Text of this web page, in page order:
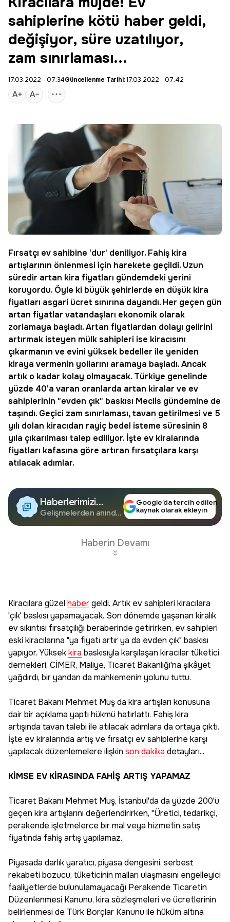
sahiplerine kötü haber geldi,
değişiyor, süre uzatılıyor,
zam sınırlaması...
17.03.2022 - 07:34Güncellenme Tarihi:17.03.2022 - 07:42
Fırsatçı ev sahibine 'dur' deniliyor. Fahiş kira
artışlarının önlenmesi için harekete geçildi. Uzun
süredir artan kira fiyatları gündemdeki yerini
koruyordu. Öyle ki büyük şehirlerde en düşük kira
fiyatları asgari ücret sınırına dayandı. Her geçen gün
artan fiyatlar vatandaşları ekonomik olarak
zorlamaya başladı. Artan fiyatlardan dolayı gelirini
artırmak isteyen mülk sahipleri ise kiracısını
çıkarmanın ve evini yüksek bedeller ile yeniden
kiraya vermenin yollarını aramaya başladı. Ancak
artık o kadar kolay olmayacak. Türkiye genelinde
yüzde 40'a varan oranlarda artan kiralar ve ev
sahiplerinin "evden çık" baskısı Meclis gündemine de
taşındı. Geçici zam sınırlaması, tavan getirilmesi ve 5
yılı dolan kiracıdan rayiç bedel isteme süresinin 8
yıla çıkarılması talep ediliyor. İşte ev kiralarında
fiyatları kafasına göre artıran fırsatçılara karşı
atılacak adımlar.
Haberlerimizi
Google'da Takip
Edin
Gelişmelerden anında
Google’da tercih edilen
kaynak olarak ekleyin
Haberin Devamı
Kiracılara güzelhabergeldi. Artık ev sahipleri kiracılara
'çık' baskısı yapamayacak. Son dönemde yaşanan kiralık
ev sıkıntısı fırsatçılığı beraberinde getirirken, ev sahipleri
eski kiracılarına "ya fiyatı artır ya da evden çık" baskısı
yapıyor. Yüksekkira baskısıyla karşılaşan kiracılar tüketici
dernekleri, CİMER, Maliye, Ticaret Bakanlığı'na şikâyet
yağdırdı, bir yandan da mahkemenin yolunu tuttu.
Ticaret Bakanı Mehmet Muş da kira artışları konusuna
dair bir açıklama yaptı hükmü hatırlattı. Fahiş kira
artışında tavan talebi ile atılacak adımlara da ortaya çıktı.
İşte ev kiralarında artış ve fırsatçı ev sahiplerine karşı
yapılacak düzenlemelere ilişkin son dakika detayları...
KİMSE EV KİRASINDA FAHİŞ ARTIŞ YAPAMAZ
Ticaret Bakanı Mehmet Muş, İstanbul'da da yüzde 200'ü
geçen kira artışlarını değerlendirirken, "Üretici, tedarikçi,
perakende işletmelerce bir mal veya hizmetin satış
fiyatında fahiş artış yapılamaz.
Piyasada darlık yaratıcı, piyasa dengesini, serbest
rekabeti bozucu, tüketicinin malları ulaşmasını engelleyici
faaliyetlerde bulunulamayacağı Perakende Ticaretin
Düzenlenmesi Kanunu, kira sözleşmeleri ve ücretlerinin
belirlenmesi de Türk Borçlar Kanunu ile hüküm altına